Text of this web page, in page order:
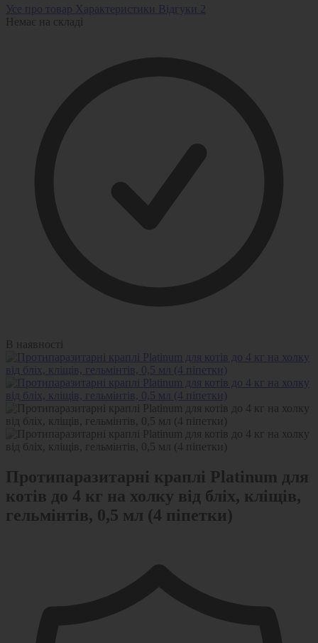
Усе про товар Характеристики Відгуки
2
Немає на складі
В наявності
Протипаразитарні краплі Platinum для
котів до 4 кг на холку від бліх, кліщів,
гельмінтів, 0,5 мл (4 піпетки)